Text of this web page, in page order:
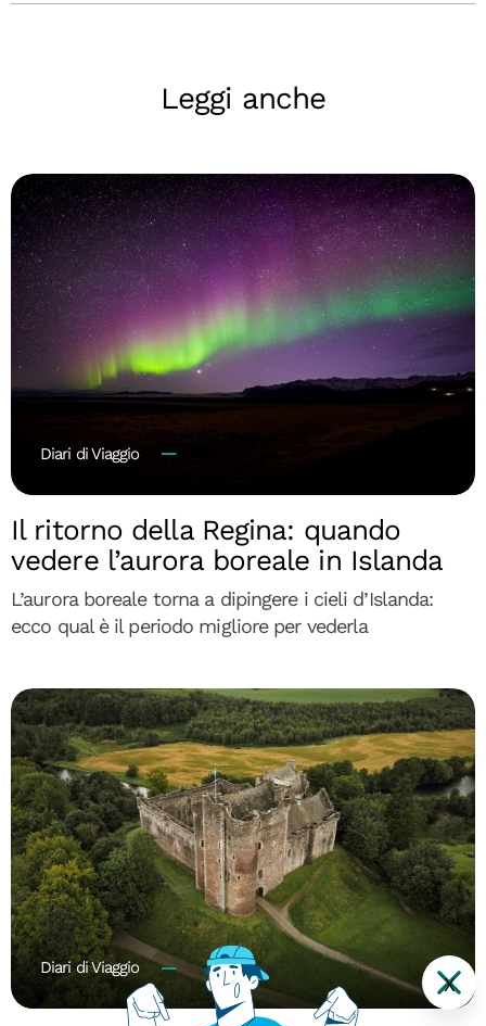
Leggi anche
Diari di Viaggio
Il ritorno della Regina: quando
vedere l’aurora boreale in Islanda
L’aurora boreale torna a dipingere i cieli d’Islanda:
ecco qual è il periodo migliore per vederla
Diari di Viaggio
X